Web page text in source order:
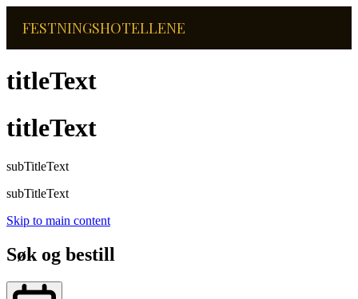
FESTNINGSHOTELLENE
titleText
titleText
subTitleText
subTitleText
Skip to main content
Søk og bestill